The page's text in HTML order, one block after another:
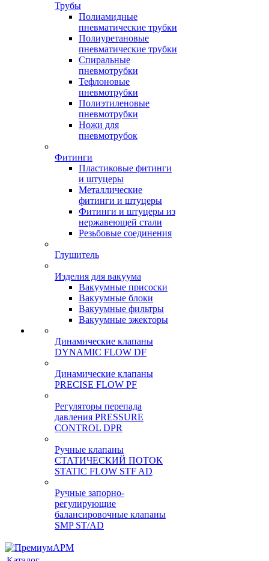
Трубы
Полиамидные
пневматические трубки
Полиуретановые
пневматические трубки
Спиральные
пневмотрубки
Тефлоновые
пневмотрубки
Полиэтиленовые
пневмотрубки
Ножи для
пневмотрубок
Фитинги
Пластиковые фитинги
и штуцеры
Металлические
фитинги и штуцеры
Фитинги и штуцеры из
нержавеющей стали
Резьбовые соединения
Глушитель
Изделия для вакуума
Вакуумные присоски
Вакуумные блоки
Вакуумные фильтры
Вакуумные эжекторы
Динамические клапаны
DYNAMIC FLOW DF
Динамические клапаны
PRECISE FLOW PF
Регуляторы перепада
давления PRESSURE
CONTROL DPR
Ручные клапаны
СТАТИЧЕСКИЙ ПОТОК
STATIC FLOW STF AD
Ручные запорно-
регулирующие
балансировочные клапаны
SMP ST/AD